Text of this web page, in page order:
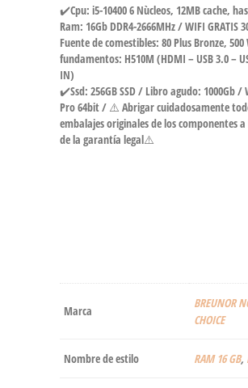
✔️Cpu: i5-10400 6 Nùcleos, 12MB cache,
Ram: 16Gb DDR4-2666MHz / WIFI GRATIS
Fuente de comestibles: 80 Plus Bronze,
fundamentos: H510M (HDMI – USB 3.0 –
IN)
✔️Ssd: 256GB SSD / Libro agudo: 1000Gb /
Pro 64bit / ⚠️ Abrigar cuidadosamente
embalajes originales de los componentes a
de la garantía legal⚠️
Marca
‎BREUNOR
CHOICE
Nombre de estilo RAM 16 GB,